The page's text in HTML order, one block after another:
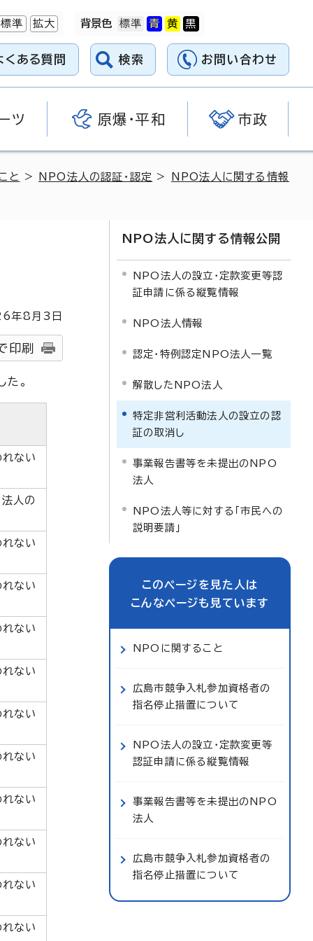
標準 拡大 背景色
くある質問 検索 お問い合わせ
ツ 原爆・平和 市政
と > NPO法人の認証・認定 >
NPO法人に関する情報
年8月3日
印刷
。
ない
人の
ない
ない
ない
ない
ない
ない
ない
ない
ない
ない
NPO法人に関する情報公開
NPO法人の設立・定款変更等認
証申請に係る縦覧情報
NPO法人情報
認定・特例認定NPO法人一覧
解散したNPO法人
特定非営利活動法人の設立の認
証の取消し
事業報告書等を未提出のNPO
法人
NPO法人等に対する「市民への
説明要請」
このページを見た人は
こんなページも見ています
NPOに関すること
広島市競争入札参加資格者の
指名停止措置について
NPO法人の設立・定款変更等
認証申請に係る縦覧情報
事業報告書等を未提出のNPO
法人
広島市競争入札参加資格者の
指名停止措置について